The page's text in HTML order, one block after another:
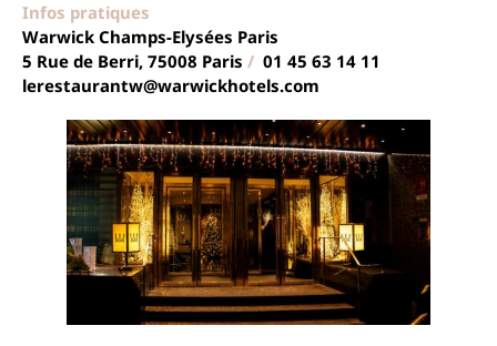
Infos pratiques
Warwick Champs-Elysées Paris
5 Rue de Berri, 75008 Paris / 01 45 63 14 11
lerestaurantw@warwickhotels.com